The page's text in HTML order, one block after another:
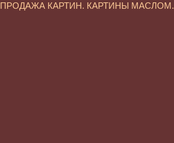
ПРОДАЖА КАРТИН. КАРТИНЫ